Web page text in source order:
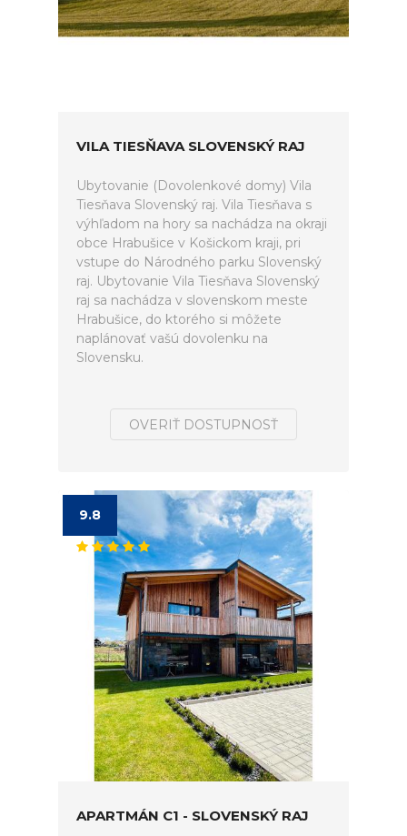
VILA TIESŇAVA SLOVENSKÝ RAJ
Ubytovanie (Dovolenkové domy) Vila
Tiesňava Slovenský raj. Vila Tiesňava s
výhľadom na hory sa nachádza na okraji
obce Hrabušice v Košickom kraji, pri
vstupe do Národného parku Slovenský
raj. Ubytovanie Vila Tiesňava Slovenský
raj sa nachádza v slovenskom meste
Hrabušice, do ktorého si môžete
naplánovať vašú dovolenku na
Slovensku.
OVERIŤ DOSTUPNOSŤ
9.8
APARTMÁN C1 - SLOVENSKÝ RAJ